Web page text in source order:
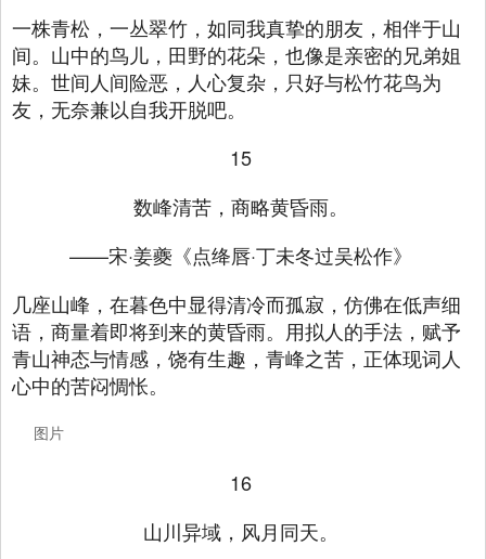
一株青松，一丛翠竹，如同我真挚的朋友，相伴于山
间。山中的鸟儿，田野的花朵，也像是亲密的兄弟姐
妹。世间人间险恶，人心复杂，只好与松竹花鸟为
友，无奈兼以自我开脱吧。
15
数峰清苦，商略黄昏雨。
——宋·姜夔《点绛唇·丁未冬过吴松作》
几座山峰，在暮色中显得清冷而孤寂，仿佛在低声细
语，商量着即将到来的黄昏雨。用拟人的手法，赋予
青山神态与情感，饶有生趣，青峰之苦，正体现词人
心中的苦闷惆怅。
图片
16
山川异域，风月同天。